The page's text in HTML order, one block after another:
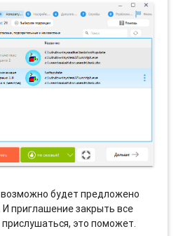
возможно будет предложено
приглашение закрыть все
это поможет.